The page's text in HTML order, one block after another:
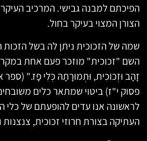
הפיכתם למבנה גבישי. המרכיב
הצורן המצוי בעיקר בחול.
שמה של הזכוכית ניתן לה בשל
השם "זכוכית" מוזכר פעם אחת
זָהָב וּזְכוֹכִית, וּתְמוּרָתָהּ כְּלִי פָז." (ספר
פסוק י"ז) ביטוי שמתאר כלים
לראשונה אנו עדים להופעתם של כלי
העתיקה בצורת חרוזי זכוכית, צנצנות